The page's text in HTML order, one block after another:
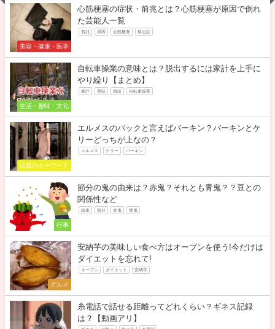
美容・健康・医学
心筋梗塞の症状・前兆とは？心筋梗塞が原因で倒れ
た芸能人一覧
前兆 原因 心筋梗塞 狭心症
生活・趣味・文化
自転車操業の意味とは？脱出するには家計を上手に
やり繰り【まとめ】
家計 意味 脱出 自転車操業
話題のキーワード
エルメスのバックと言えばバーキン？バーキンとケ
リーどっちが上なの？
エルメス ケリー バーキン
行事
節分の鬼の由来は？赤鬼？それとも青鬼？？豆との
関係性など
由来 節分 赤鬼 青鬼
グルメ
安納芋の美味しい食べ方はオーブンを使う!今だけは
ダイエットを忘れて!
オーブン ダイエット 安納芋
糸電話で話せる距離ってどれくらい？ギネス記録
は？【動画アリ】